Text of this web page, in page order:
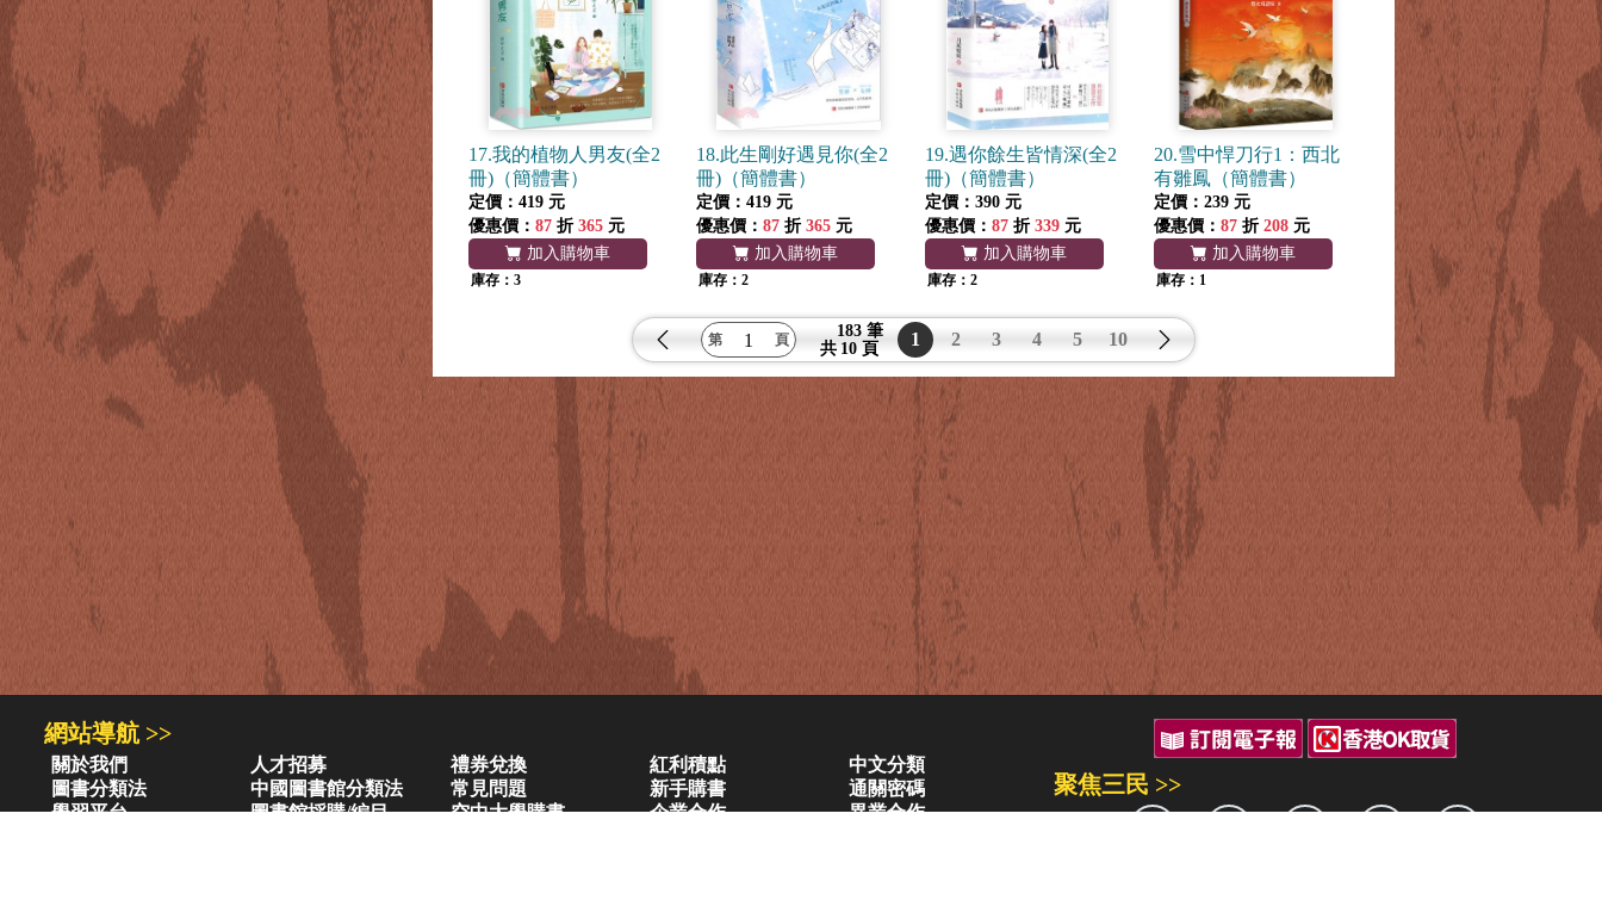
17.我的植物人男友(全2
冊)（簡體書）
定價：419 元
優惠價： 87折 365元
加入購物車
庫存：3
18.此生剛好遇見你(全2
冊)（簡體書）
定價：419 元
優惠價：87 折365 元
加入購物車
庫存：2
19.遇你餘生皆情深(全2
冊)（簡體書）
定價：390 元
優惠價： 87 折 339 元
加入購物車
庫存：2
20.雪中悍刀行1：西北
有雛鳳（簡體書）
定價：239 元
優惠價： 87折 208元
加入購物車
庫存：1
共
183 筆
10 頁
1 2 3 4 5 10
網站導航 >>
關於我們 人才招募 禮券兌換 紅利積點
中文分類
圖書分類法
中國圖書館分類法 常見問題 新手購書
通關密碼
學習平台
圖書館採購/編目 空中大學購書 企業合作
異業合作
聚焦三民 >>